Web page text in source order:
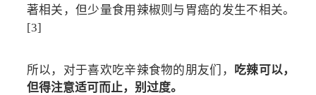
著相关，但少量食用辣椒则与胃癌的发生不相关。
[3]
所以，对于喜欢吃辛辣食物的朋友们， 吃辣可以，
但得注意适可而止，别过度。